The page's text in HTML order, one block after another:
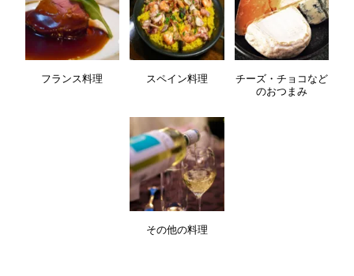
フランス料理 スペイン料理
チーズ・チョコなど
のおつまみ
その他の料理